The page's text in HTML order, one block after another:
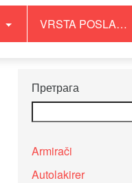
VRSTA POSLA…
Претрага
Armirači
Autolakirer